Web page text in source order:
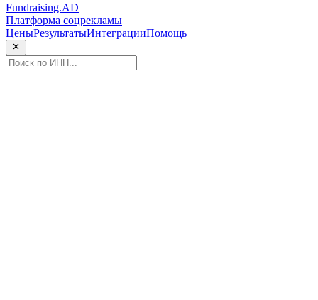
Fundraising.AD
Платформа соцрекламы
ЦеныРезультатыИнтеграцииПомощь